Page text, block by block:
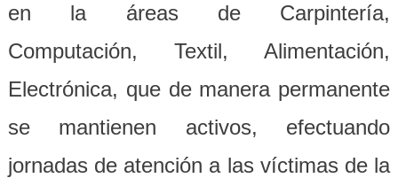
en la áreas de Carpintería,
Computación, Textil, Alimentación,
Electrónica, que de manera permanente
se mantienen activos, efectuando
jornadas de atención a las víctimas de la